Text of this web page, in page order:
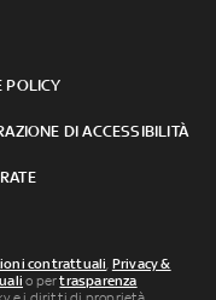
POLICY
DI ACCESSIBILITÀ
contrattuali, Privacy &
o pertrasparenza